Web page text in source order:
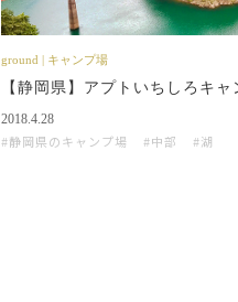
ground | キャンプ場
【静岡県】アプトいちしろキャ
2018.4.28
静岡県のキャンプ場 中部 湖